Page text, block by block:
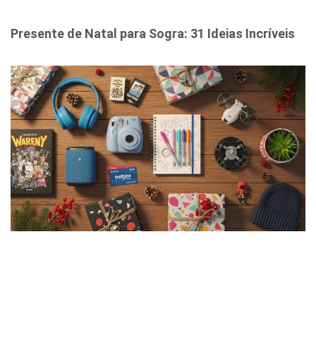
Presente de Natal para Sogra: 31 Ideias Incríveis